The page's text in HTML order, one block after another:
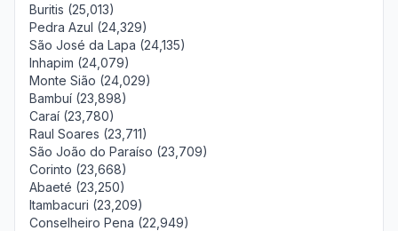
Buritis (25,013)
Pedra Azul (24,329)
São José da Lapa (24,135)
Inhapim (24,079)
Monte Sião (24,029)
Bambuí (23,898)
Caraí (23,780)
Raul Soares (23,711)
São João do Paraíso (23,709)
Corinto (23,668)
Abaeté (23,250)
Itambacuri (23,209)
Conselheiro Pena (22,949)